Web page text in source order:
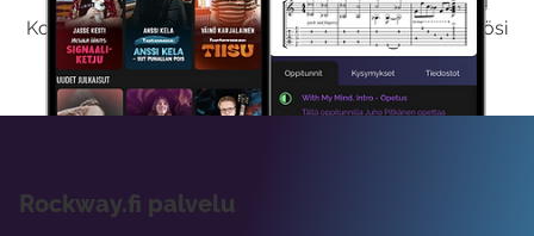
Kokeilemalla ilmaiseksi saat koko sisältömme käyttöösi
viikon ajaksi.
Rockway.fi palvelu